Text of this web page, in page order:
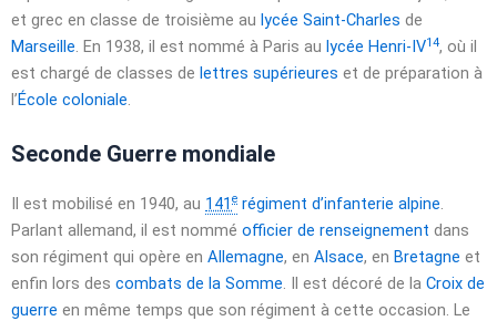
et grec en classe de troisième au lycée Saint-Charles de
Marseille. En 1938, il est nommé à Paris au lycée Henri-IV14, où il
est chargé de classes de lettres supérieures et de préparation à
l’École coloniale.
Seconde Guerre mondiale
Il est mobilisé en 1940, au 141 e régiment d’infanterie alpine
Parlant allemand, il est nommé officier de renseignement dans
son régiment qui opère en Allemagne, en Alsace, en Bretagne et
enfin lors des combats de la Somme . Il est décoré de la Croix de
guerre en même temps que son régiment à cette occasion. Le